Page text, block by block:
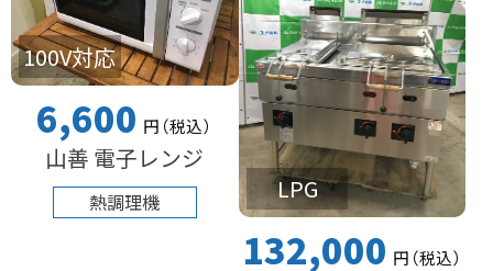
100V対応
6,600 円（税込）
山善 電子レンジ
熱調理機 LPG
132,000 円（税込）